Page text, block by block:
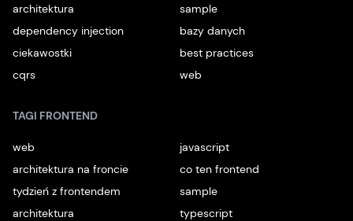
architektura
sample
dependency injection
bazy danych
ciekawostki
best practices
cqrs
web
TAGI FRONTEND
web
javascript
architektura na froncie
co ten frontend
tydzień z frontendem
sample
architektura
typescript